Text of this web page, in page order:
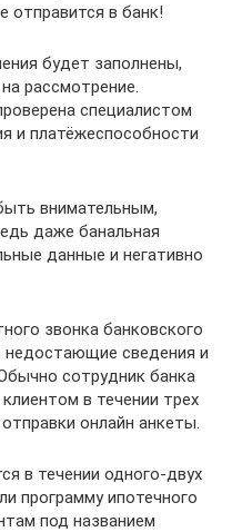
отправится в банк!
будет заполнены,
рассмотрение.
специалистом
и платёжеспособности
внимательным,
даже банальная
данные и негативно
звонка банковского
недостающие сведения и
сотрудник банка
в течении трех
онлайн анкеты.
в течении одного-двух
программу ипотечного
под названием